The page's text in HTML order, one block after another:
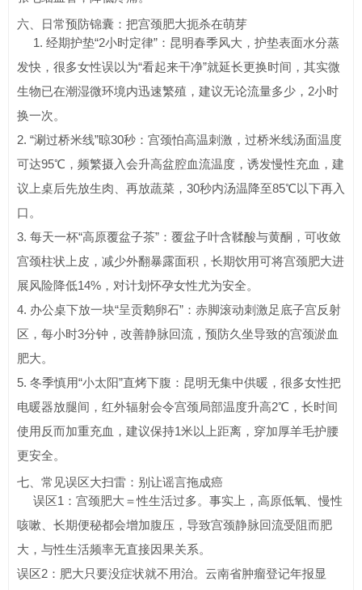
六、日常预防锦囊：把宫颈肥大扼杀在萌芽
1. 经期护垫“2小时定律”：昆明春季风大，护垫表面水分蒸
发快，很多女性误以为“看起来干净”就延长更换时间，其实微
生物已在潮湿微环境内迅速繁殖，建议无论流量多少，2小时
换一次。
2. “涮过桥米线”晾30秒：宫颈怕高温刺激，过桥米线汤面温度
可达95℃，频繁摄入会升高盆腔血流温度，诱发慢性充血，建
议上桌后先放生肉、再放蔬菜，30秒内汤温降至85℃以下再入
口。
3. 每天一杯“高原覆盆子茶”：覆盆子叶含鞣酸与黄酮，可收敛
宫颈柱状上皮，减少外翻暴露面积，长期饮用可将宫颈肥大进
展风险降低14%，对计划怀孕女性尤为安全。
4. 办公桌下放一块“呈贡鹅卵石”：赤脚滚动刺激足底子宫反射
区，每小时3分钟，改善静脉回流，预防久坐导致的宫颈淤血
肥大。
5. 冬季慎用“小太阳”直烤下腹：昆明无集中供暖，很多女性把
电暖器放腿间，红外辐射会令宫颈局部温度升高2℃，长时间
使用反而加重充血，建议保持1米以上距离，穿加厚羊毛护腰
更安全。
七、常见误区大扫雷：别让谣言拖成癌
误区1：宫颈肥大＝性生活过多。事实上，高原低氧、慢性
咳嗽、长期便秘都会增加腹压，导致宫颈静脉回流受阻而肥
大，与性生活频率无直接因果关系。
误区2：肥大只要没症状就不用治。云南省肿瘤登记年报显